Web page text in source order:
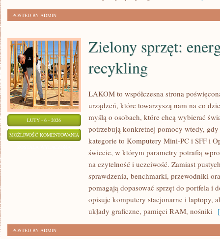
POSTED BY ADMIN
LUTY - 6 - 2026
MOŻLIWOŚĆ KOMENTOWANIA ZIELONY
Zielony sprzęt:
recykling
LAKOM to współczesna strona
urządzeń, które towarzyszą nam na co
myślą o osobach, które chcą wybierać
potrzebują konkretnej pomocy wtedy,
kategorie to Komputery Mini-PC i SFF i
świecie, w którym parametry potrafią
na czytelność i uczciwość. Zamiast
sprawdzenia, benchmarki, przewodniki
pomagają dopasować sprzęt do portfela i
opisuje komputery stacjonarne i laptopy,
układy graficzne, pamięci RAM, nośniki
POSTED BY ADMIN